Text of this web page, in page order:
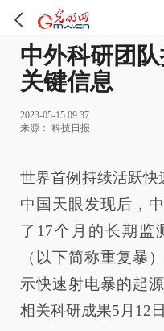
中外科研团
关键信息
2023-05-15 09:37
来源： 科技日报
世界首例持续活跃快
中国天眼发现后，
了17个月的长期监
（以下简称重复暴
示快速射电暴的起
相关科研成果5月12